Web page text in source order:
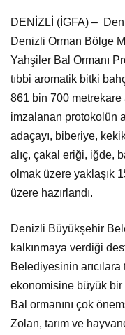
DENİZLİ (İGFA) –
Denizli Orman Bölge
Yahşiler Bal Ormanı
tıbbi aromatik bitki
861 bin 700 metrekare
imzalanan protokolün
adaçayı, biberiye,
alıç, çakal eriği, iğde,
olmak üzere yaklaşık
üzere hazırlandı.
Denizli Büyükşehir
kalkınmaya verdiği
Belediyesinin
ekonomisine büyük bir
Bal ormanını çok
Zolan, tarım ve